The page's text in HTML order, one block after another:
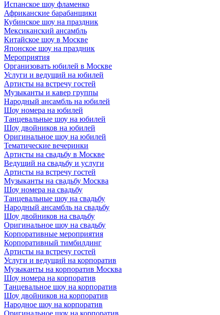
Испанское шоу фламенко
Африканские барабанщики
Кубинское шоу на праздник
Мексиканский ансамбль
Китайское шоу в Москве
Японское шоу на праздник
Мероприятия
Организовать юбилей в Москве
Услуги и ведущий на юбилей
Артисты на встречу гостей
Музыканты и кавер группы
Народный ансамбль на юбилей
Шоу номера на юбилей
Танцевальные шоу на юбилей
Шоу двойников на юбилей
Оригинальное шоу на юбилей
Тематические вечеринки
Артисты на свадьбу в Москве
Ведущий на свадьбу и услуги
Артисты на встречу гостей
Музыканты на свадьбу Москва
Шоу номера на свадьбу
Танцевальные шоу на свадьбу
Народный ансамбль на свадьбу
Шоу двойников на свадьбу
Оригинальное шоу на свадьбу
Корпоративные мероприятия
Корпоративный тимбилдинг
Артисты на встречу гостей
Услуги и ведущий на корпоратив
Музыканты на корпоратив Москва
Шоу номера на корпоратив
Танцевальное шоу на корпоратив
Шоу двойников на корпоратив
Народное шоу на корпоратив
Оригинальное шоу на корпоратив